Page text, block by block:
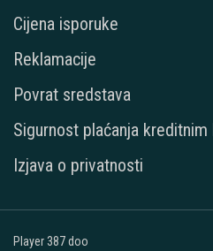
Cijena isporuke
Reklamacije
Povrat sredstava
Sigurnost plaćanja
Izjava o privatnosti
Player 387 doo